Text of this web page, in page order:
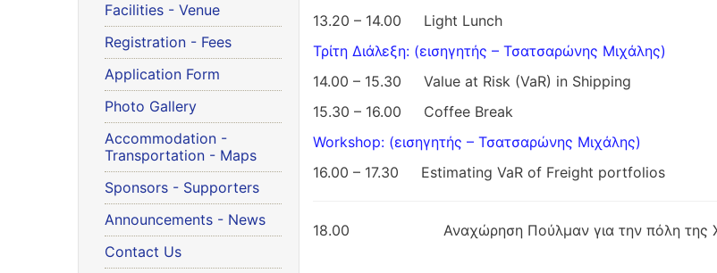
Facilities - Venue
Registration - Fees
Application Form
Photo Gallery
Accommodation -
Transportation - Maps
Sponsors - Supporters
Announcements - News
Contact Us
13.20 – 14.00 Light Lunch
Τρίτη Διάλεξη: (εισηγητής – Τσατσαρώνης Μιχάλης)
14.00 – 15.30 Value at Risk (VaR) in Shipping
15.30 – 16.00 Coffee Break
Workshop: (εισηγητής – Τσατσαρώνης Μιχάλης)
16.00 – 17.30 Estimating VaR of Freight portfolios
18.00 Αναχώρηση Πούλμαν για την πόλη της